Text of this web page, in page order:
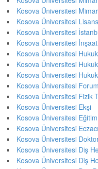
Kosova Üniversitesi
Kosova Üniversitesi
Kosova Üniversitesi
Kosova Üniversitesi
Kosova Üniversitesi
Kosova Üniversitesi
Kosova Üniversitesi
Kosova Üniversitesi Forum
Kosova Üniversitesi Fizik
Kosova Üniversitesi Ekşi
Kosova Üniversitesi
Kosova Üniversitesi
Kosova Üniversitesi
Kosova Üniversitesi Diş
Kosova Üniversitesi Diş